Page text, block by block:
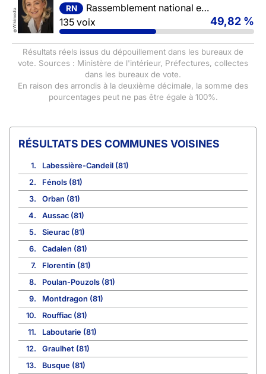
©
Wikimedia RN
Rassemblement national et ses alliés
135 voix
49,82 %
Résultats réels issus du dépouillement dans les bureaux de
vote. Sources : Ministère de l'intérieur, Préfectures, collectes
dans les bureaux de vote.
En raison des arrondis à la deuxième décimale, la somme des
pourcentages peut ne pas être égale à 100%.
COMMUNES VOISINES
1.
Labessière-Candeil (81)
2.
Fénols (81)
3.
Orban (81)
4.
Aussac (81)
5.
Sieurac (81)
6.
Cadalen (81)
7.
Florentin (81)
8.
Poulan-Pouzols (81)
9.
Montdragon (81)
10.
Rouffiac (81)
11.
Laboutarie (81)
12.
Graulhet (81)
13.
Busque (81)